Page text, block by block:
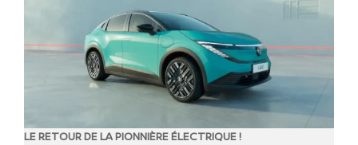
LE RETOUR DE LA PIONNIÈRE ÉLECTRIQUE !